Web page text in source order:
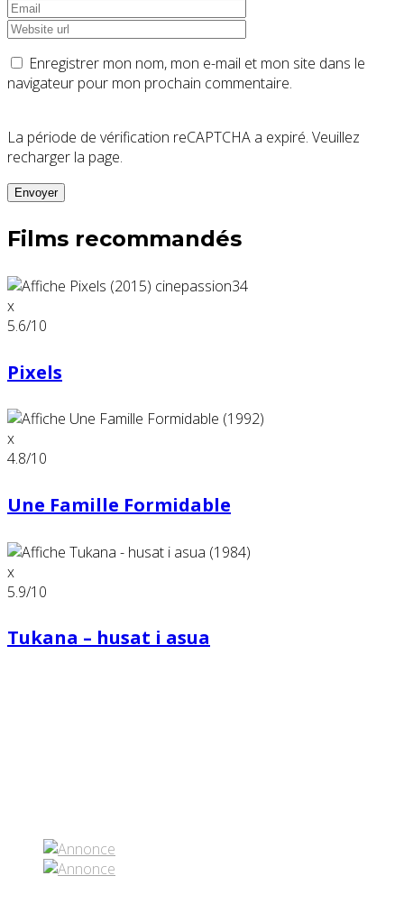
Enregistrer mon nom, mon e-mail et mon site dans le
navigateur pour mon prochain commentaire.
La période de vérification reCAPTCHA a expiré. Veuillez
recharger la page.
Films recommandés
x
5.6/10
Pixels
x
4.8/10
Une Famille Formidable
x
5.9/10
Tukana – husat i asua